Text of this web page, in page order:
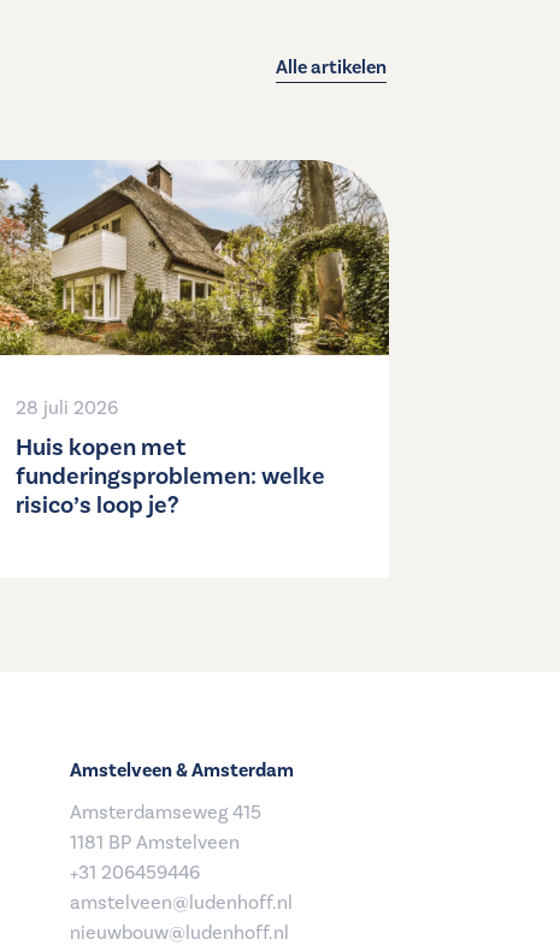
Alle artikelen
28 juli 2026
Huis kopen met
funderingsproblemen: welke
risico’s loop je?
Amstelveen & Amsterdam
Amsterdamseweg 415
1181 BP Amstelveen
+31 206459446
amstelveen@ludenhoff.nl
nieuwbouw@ludenhoff.nl